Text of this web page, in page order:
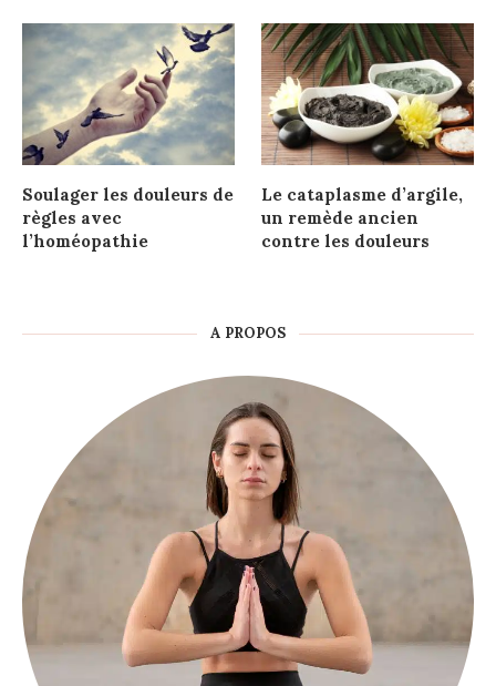
Soulager les douleurs de
règles avec
l’homéopathie
Le cataplasme d’argile,
un remède ancien
contre les douleurs
A PROPOS